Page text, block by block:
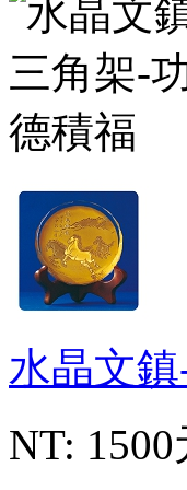
水晶文
NT: 1500